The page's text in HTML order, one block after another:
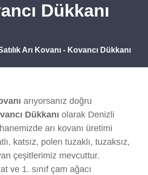
Dükkanı
Arı Kovanı - Kovancı Dükkanı
arıyorsanız doğru
Dükkanı olarak Denizli
arı kovanı üretimi
katsız, polen tuzaklı, tuzaksız,
çeşitlerimiz mevcuttur.
ve 1. sınıf çam ağacı